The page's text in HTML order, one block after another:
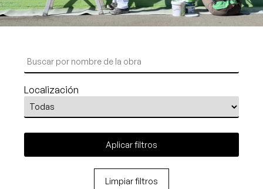
Localización
Aplicar filtros
Limpiar filtros